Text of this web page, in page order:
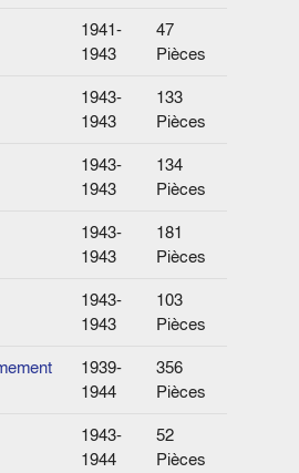
1941-
1943
47
Pièces
1943-
1943
133
Pièces
1943-
1943
134
Pièces
1943-
1943
181
Pièces
1943-
1943
103
Pièces
1939-
1944
356
Pièces
1943-
1944
52
Pièces